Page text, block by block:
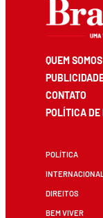
QUEM SOMOS
CONTATO
POLÍTICA DE
POLÍTICA
DIREITOS
BEM VIVER